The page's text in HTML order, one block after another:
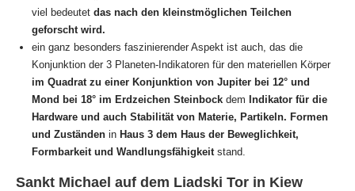
viel bedeutet das nach den kleinstmöglichen Teilchen
geforscht wird.
ein ganz besonders faszinierender Aspekt ist auch, das die
Konjunktion der 3 Planeten-Indikatoren für den materiellen Körper
im Quadrat zu einer Konjunktion von Jupiter bei 12° und
Mond bei 18° im Erdzeichen Steinbock dem Indikator für die
Hardware und auch Stabilität von Materie, Partikeln. Formen
und Zuständen in Haus 3 dem Haus der Beweglichkeit,
Formbarkeit und Wandlungsfähigkeit stand.
Sankt Michael auf dem Liadski Tor in Kiew